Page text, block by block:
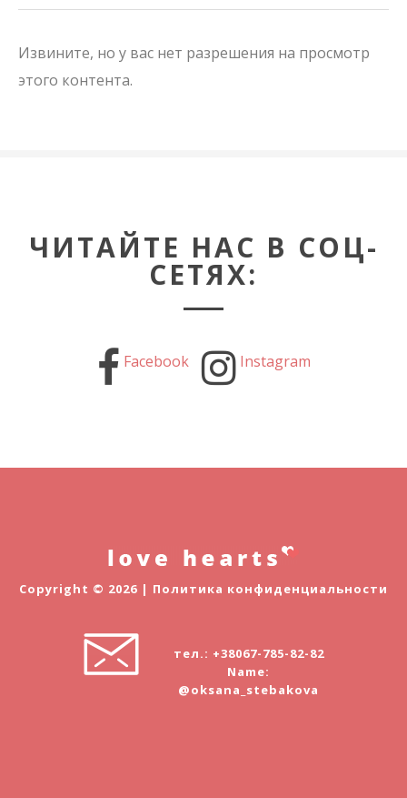
Извините, но у вас нет разрешения на просмотр
этого контента.
ЧИТАЙТЕ НАС В СОЦ-
СЕТЯХ:
Facebook Instagram
Copyright © 2026 | Политика конфиденциальности
тел.: +38067-785-82-82
Name:
@oksana_stebakova